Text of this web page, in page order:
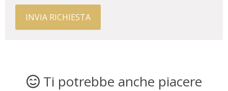
INVIA RICHIESTA
Ti potrebbe anche piacere